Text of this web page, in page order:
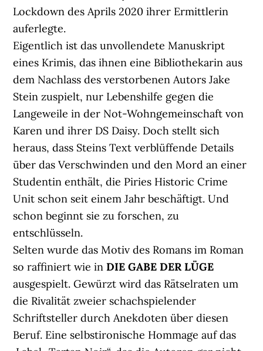
Lockdown des Aprils 2020 ihrer Ermittlerin
auferlegte.
Eigentlich ist das unvollendete Manuskript
eines Krimis, das ihnen eine Bibliothekarin aus
dem Nachlass des verstorbenen Autors Jake
Stein zuspielt, nur Lebenshilfe gegen die
Langeweile in der Not-Wohngemeinschaft von
Karen und ihrer DS Daisy. Doch stellt sich
heraus, dass Steins Text verblüffende Details
über das Verschwinden und den Mord an einer
Studentin enthält, die Piries Historic Crime
Unit schon seit einem Jahr beschäftigt. Und
schon beginnt sie zu forschen, zu
entschlüsseln.
Selten wurde das Motiv des Romans im Roman
so raffiniert wie inDIE GABE DER LÜGE
ausgespielt. Gewürzt wird das Rätselraten um
die Rivalität zweier schachspielender
Schriftsteller durch Anekdoten über diesen
Beruf. Eine selbstironische Hommage auf das